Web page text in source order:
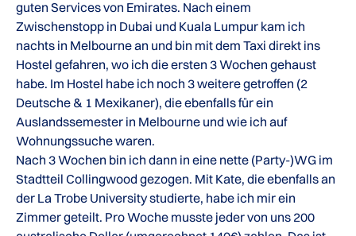
guten Services von Emirates. Nach einem
Zwischenstopp in Dubai und Kuala Lumpur kam ich
nachts in Melbourne an und bin mit dem Taxi direkt ins
Hostel gefahren, wo ich die ersten 3 Wochen gehaust
habe. Im Hostel habe ich noch 3 weitere getroffen (2
Deutsche & 1 Mexikaner), die ebenfalls für ein
Auslandssemester in Melbourne und wie ich auf
Wohnungssuche waren.
Nach 3 Wochen bin ich dann in eine nette (Party-)WG im
Stadtteil Collingwood gezogen. Mit Kate, die ebenfalls an
der La Trobe University studierte, habe ich mir ein
Zimmer geteilt. Pro Woche musste jeder von uns 200